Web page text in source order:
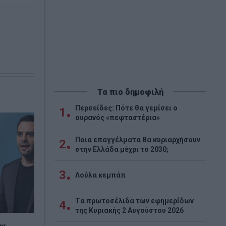
Τα πιο δημοφιλή
1
Περσείδες: Πότε θα γεμίσει ο
ουρανός «πεφταστέρια»
2
Ποια επαγγέλματα θα κυριαρχήσουν
στην Ελλάδα μέχρι το 2030;
3 Λούλα κεμπάπ
4
Tα πρωτοσέλιδα των εφημερίδων
της Κυριακής 2 Αυγούστου 2026